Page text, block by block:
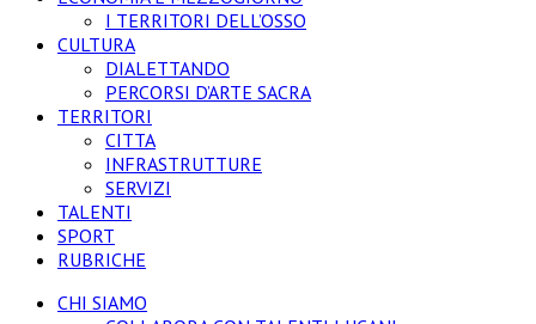
I TERRITORI DELL’OSSO
CULTURA
DIALETTANDO
PERCORSI D’ARTE SACRA
TERRITORI
CITTA
INFRASTRUTTURE
SERVIZI
TALENTI
SPORT
RUBRICHE
CHI SIAMO